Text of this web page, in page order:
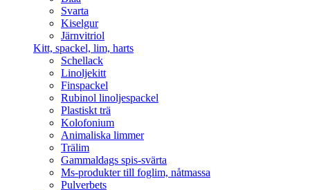
Svarta
Kiselgur
Järnvitriol
Kitt, spackel, lim, harts
Schellack
Linoljekitt
Finspackel
Rubinol linoljespackel
Plastiskt trä
Kolofonium
Animaliska limmer
Trälim
Gammaldags spis-svärta
Ms-produkter till foglim, nåtmassa
Pulverbets